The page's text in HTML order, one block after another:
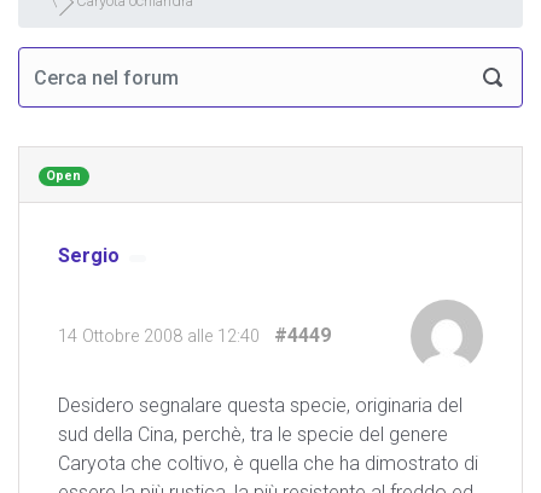
Open
Sergio
14 Ottobre 2008 alle 12:40 #4449
Desidero segnalare questa specie, originaria del
sud della Cina, perchè, tra le specie del genere
Caryota che coltivo, è quella che ha dimostrato di